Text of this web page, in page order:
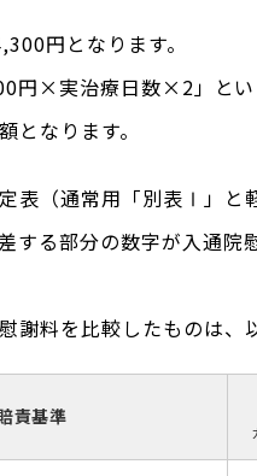
円となります。
円×実治療日数×2」とい
となります。
表（通常用「別表Ⅰ」と
する部分の数字が入通院
料を比較したものは、
責基準